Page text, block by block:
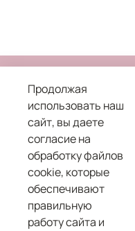
8 800 101 04 05
служба заботы о
Продолжая
использовать наш
сайт, вы даете
согласие на
обработку файлов
cookie, которые
обеспечивают
правильную
работу сайта и